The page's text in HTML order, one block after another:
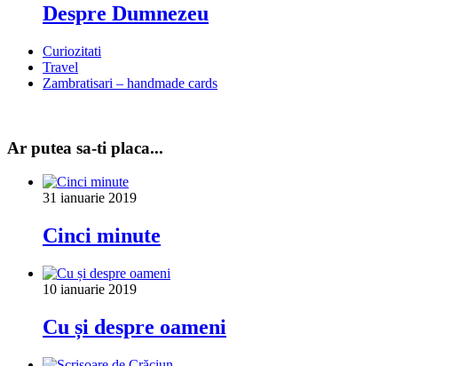
Despre Dumnezeu
Curiozitati
Travel
Zambratisari – handmade cards
Ar putea sa-ti placa...
31 ianuarie 2019
Cinci minute
10 ianuarie 2019
Cu și despre oameni